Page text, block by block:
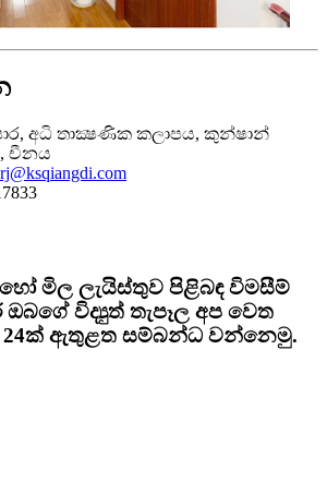
අධි තාක්‍ෂණික කලාපය, කුන්ෂාන්
චීනය
මිල ලැයිස්තුව පිළිබඳ විමසීම්
විද්‍යුත් තැපෑල අප වෙත
24ක් ඇතුළත සම්බන්ධ වන්නෙමු.